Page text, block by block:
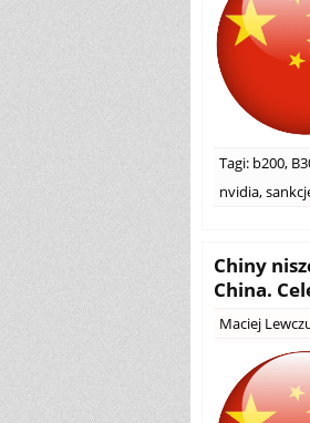
Tagi: b200,
nvidia,
Chiny
China.
Maciej